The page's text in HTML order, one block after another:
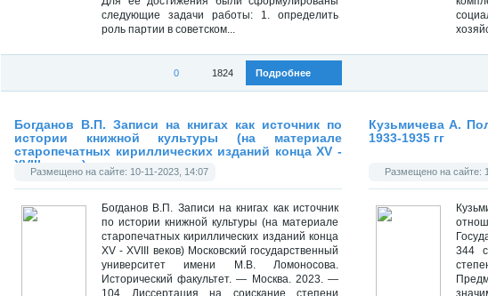
следующие задачи работы: 1. определить
роль партии в советском...
Подробнее
1824
0
Богданов В.П. Записи на книгах как источник по
истории книжной культуры (на материале
старопечатных кириллических изданий конца XV -
XVIII веков)
Размещено на сайте: 10-11-2023, 14:07
Богданов В.П. Записи на книгах как источник
по истории книжной культуры (на материале
старопечатных кириллических изданий конца
XV - XVIII веков) Московский государственный
университет имени М.В. Ломоносова.
Исторический факультет. — Москва. 2023. —
104 Диссертация на соискание степени
Кузьмичева А.
1933-1935 гг
Размещено на сайте:
344